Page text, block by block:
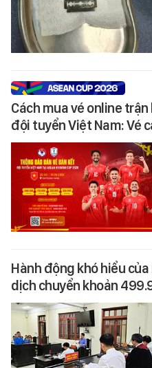
Cách mua vé online trận
đội tuyển Việt Nam: Vé
Hành động khó hiểu
dịch chuyển khoản